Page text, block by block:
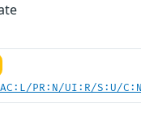
PR:N/UI:R/S:U/